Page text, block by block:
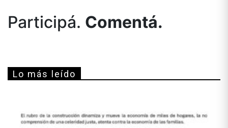
Participá. Comentá.
Lo más leído